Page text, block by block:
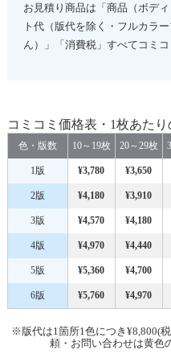
お見積り商品は「商品（ボデ
ト代（版代を除く・フルカラ
ん）」「消費税」すべてコミコ
コミコミ価格表・1枚あたり
色・版数 10～19枚 20～29枚
1版 ¥3,780 ¥3,650
2版 ¥4,180 ¥3,910
3版 ¥4,570 ¥4,180
4版 ¥4,970 ¥4,440
5版 ¥5,360 ¥4,700
6版 ¥5,760 ¥4,970
※版代は1箇所1色につき¥8,800(
頼・お問い合わせは黄色